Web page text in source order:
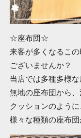
☆座布団☆
来客が多くなるこ
ございませんか？
当店では多種多様
無地の座布団から、
クッションのよう
様々な種類の座布団